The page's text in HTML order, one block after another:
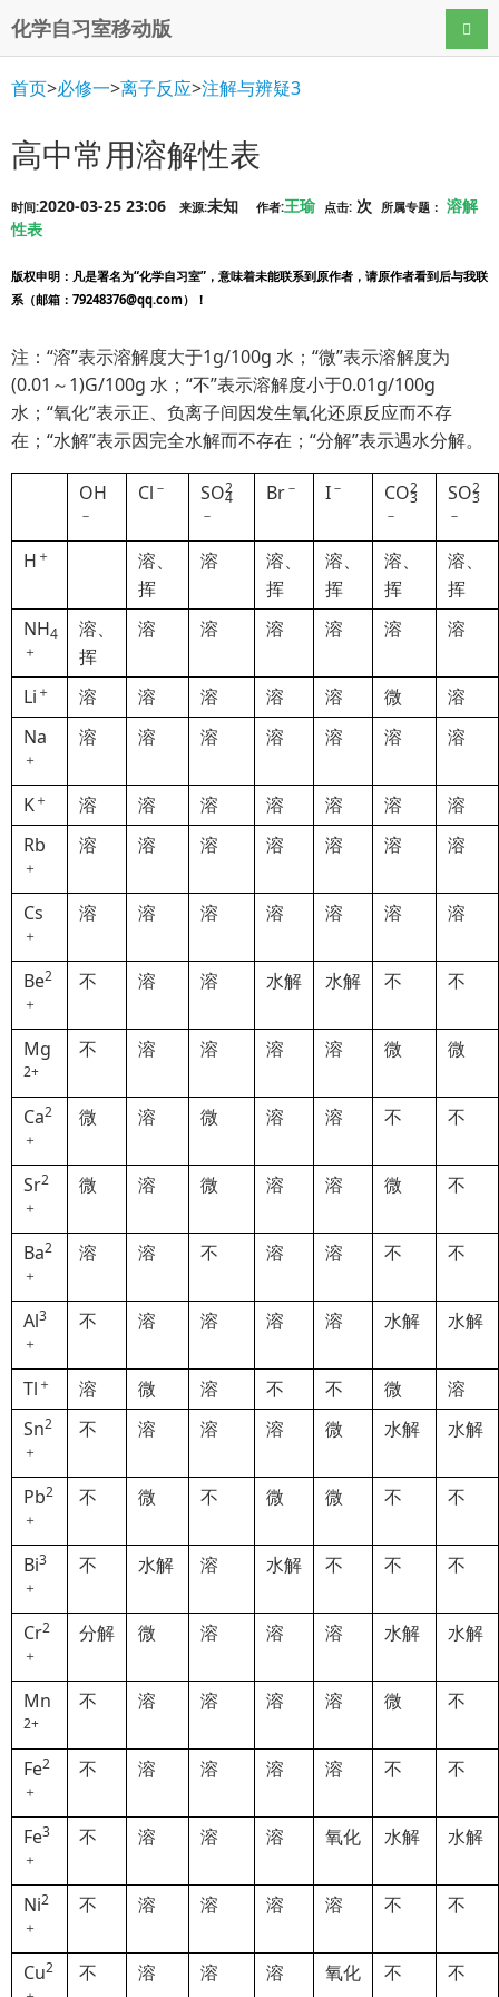
化学自习室移动版 导航
首页>必修一>离子反应>注解与辨疑3
高中常用溶解性表
时间:2020-03-25 23:06 来源:未知 作者:王瑜 点击: 次 所属专题： 溶解
性表
版权申明 ：凡是署名为“化学自习室”，意味着未能联系到原作者，请原作者看到后与我联
系（邮箱：79248376@qq.com）！
注：“溶”表示溶解度大于1g/100g 水；“微”表示溶解度为
(0.01～1)G/100g 水；“不”表示溶解度小于0.01g/100g
水；“氧化”表示正、负离子间因发生氧化还原反应而不存
在；“水解”表示因完全水解而不存在；“分解”表示遇水分解。
OH
－
Cl － SO4
2
－
Br－ I－ CO3
2
－
SO3
2
－
H ＋
溶、
挥
溶
溶、
挥
溶、
挥
溶、
挥
溶、
挥
NH4
溶、
挥
溶 溶 溶 溶 溶 溶
Li ＋ 溶 溶 溶 溶 溶 微
溶
Na
＋
溶 溶 溶 溶 溶 溶 溶
K＋ 溶 溶 溶 溶 溶 溶
溶
Rb
＋
溶 溶 溶 溶 溶 溶 溶
Cs
＋
溶 溶 溶 溶 溶 溶 溶
Be2
＋
不 溶 溶 水解 水解 不 不
Mg
2+
不 溶 溶 溶 溶 微 微
Ca2
＋
微 溶 微 溶 溶 不 不
Sr2
＋
微 溶 微 溶 溶 微 不
Ba2
＋
溶 溶 不 溶 溶 不 不
Al3
＋
不 溶 溶 溶 溶 水解 水解
Tl ＋ 溶 微 溶 不 不 微
溶
Sn2
＋
不 溶 溶 溶 微 水解 水解
Pb2
＋
不 微 不 微 微 不 不
Bi3
＋
不 水解 溶 水解 不 不 不
Cr2
＋
分解 微 溶 溶 溶 水解 水解
Mn
2+
不 溶 溶 溶 溶 微 不
Fe2
＋
不 溶 溶 溶 溶 不 不
Fe3
＋
不 溶 溶 溶 氧化 水解 水解
Ni2
＋
不 溶 溶 溶 溶 不 不
Cu2
不 溶 溶 溶 氧化 不 不